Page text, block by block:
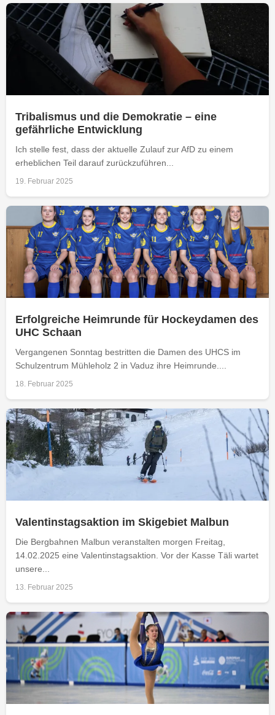
Tribalismus und die Demokratie – eine
gefährliche Entwicklung
Ich stelle fest, dass der aktuelle Zulauf zur AfD zu einem
erheblichen Teil darauf zurückzuführen...
19. Februar 2025
Erfolgreiche Heimrunde für Hockeydamen des
UHC Schaan
Vergangenen Sonntag bestritten die Damen des UHCS im
Schulzentrum Mühleholz 2 in Vaduz ihre Heimrunde....
18. Februar 2025
Valentinstagsaktion im Skigebiet Malbun
Die Bergbahnen Malbun veranstalten morgen Freitag,
14.02.2025 eine Valentinstagsaktion. Vor der Kasse Täli wartet
unsere...
13. Februar 2025